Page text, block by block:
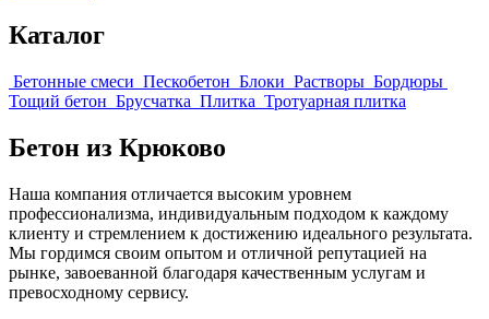
Каталог
Бетонные смеси Пескобетон Блоки Растворы Бордюры
Тощий бетон Брусчатка Плитка Тротуарная плитка
Бетон из Крюково
Наша компания отличается высоким уровнем
профессионализма, индивидуальным подходом к каждому
клиенту и стремлением к достижению идеального результата.
Мы гордимся своим опытом и отличной репутацией на
рынке, завоеванной благодаря качественным услугам и
превосходному сервису.